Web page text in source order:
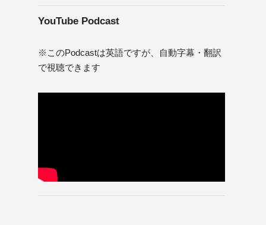
YouTube Podcast
※このPodcastは英語ですが、自動字幕・翻訳
で視聴できます